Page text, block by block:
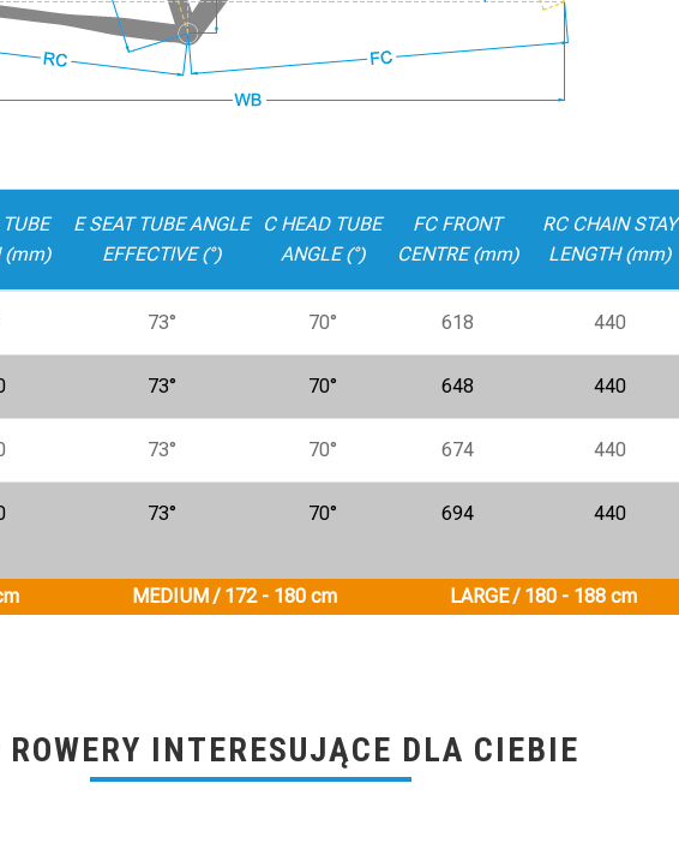
(mm)
E SEAT TUBE ANGLE
EFFECTIVE (°)
C HEAD TUBE
ANGLE (°)
FC FRONT
CENTRE (mm)
RC CHAIN STAY
LENGTH (mm)
73° 70° 618 440
73° 70° 648 440
73° 70° 674 440
73° 70° 694 440
MEDIUM / 172 - 180 cm LARGE / 180 - 188 cm
INTERESUJĄCE DLA CIEBIE